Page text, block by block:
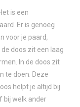
is een
Er is genoeg
voor je paard,
doos zit een laag
In de doos zit
te doen. Deze
helpt je altijd bij
bij welk ander